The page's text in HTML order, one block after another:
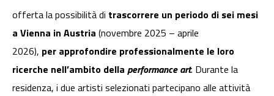
offerta la possibilità di trascorrere un periodo di sei mesi
a Vienna in Austria (novembre 2025 – aprile
2026), per approfondire professionalmente le loro
ricerche nell’ambito della performance art. Durante la
residenza, i due artisti selezionati partecipano alle attività